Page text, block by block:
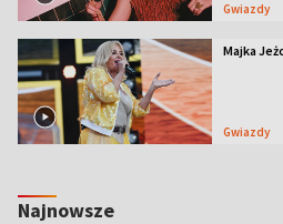
Gwiazdy
Majka
Gwiazdy
Najnowsze